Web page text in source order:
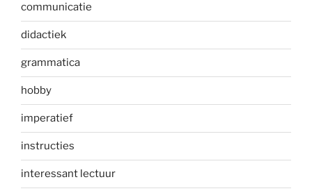
communicatie
didactiek
grammatica
hobby
imperatief
instructies
interessant lectuur